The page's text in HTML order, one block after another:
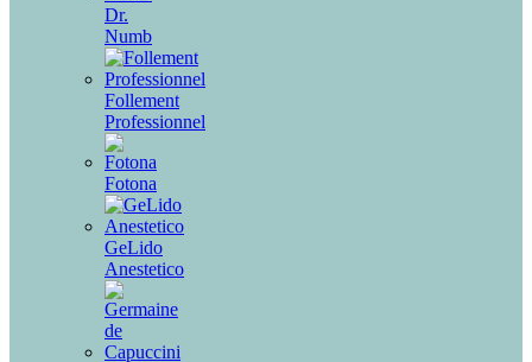
Dr.
Numb
Follement
Professionnel
Fotona
GeLido
Anestetico